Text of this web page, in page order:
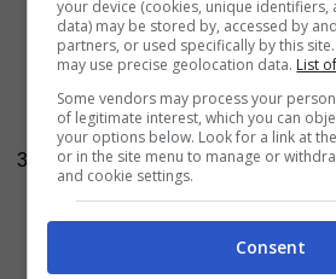
3
hamburger, dunque
tagliatelo molto finemente e
ciotola dove vi unirete il
sale, ilpangrattatoed
impastate il tutto e formate
cuocerete in padella con un
4 minuti per lato.
your device (cookies, unique identifiers,
data) may be stored by, accessed by
partners, or used specifically by this
may use precise geolocation data. List
Some vendors may process your
of legitimate interest, which you can
your options below. Look for a link at
or in the site menu to manage or
and cookie settings.
Consent